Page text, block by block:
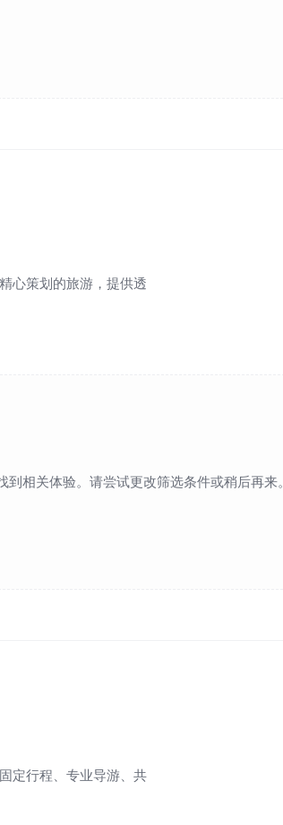
心策划的旅游，提供透
到相关体验。请尝试更改筛选条件或稍后再来。
定行程、专业导游、共